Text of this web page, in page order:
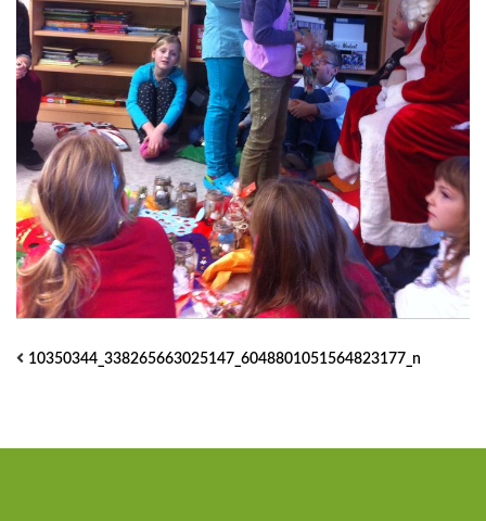
10350344_338265663025147_6048801051564823177_n